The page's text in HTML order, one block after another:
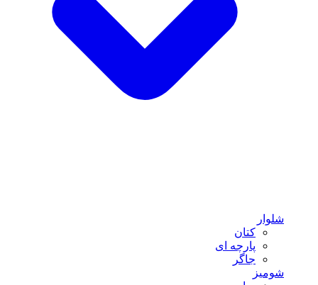
شلوار
کتان
پارچه ای
جاگر
شومیز